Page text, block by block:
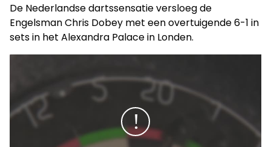
De Nederlandse dartssensatie versloeg de
Engelsman Chris Dobey met een overtuigende 6-1 in
sets in het Alexandra Palace in Londen.